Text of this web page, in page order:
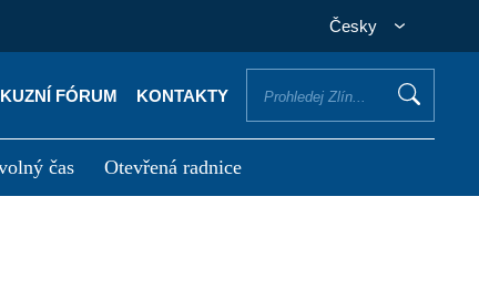
Česky
FÓRUM KONTAKTY
čas Otevřená radnice